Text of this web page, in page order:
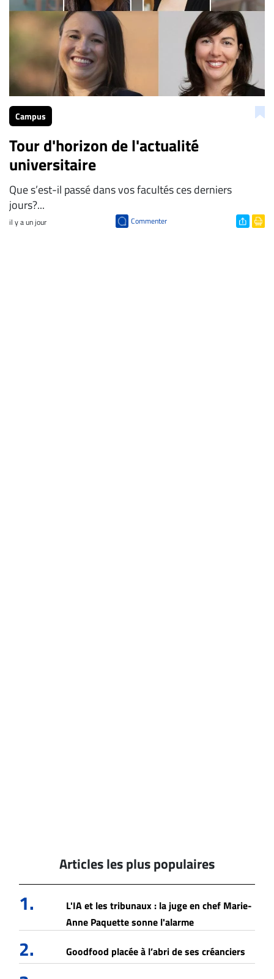
Campus
Tour d'horizon de l'actualité
universitaire
Que s’est-il passé dans vos facultés ces derniers
jours?...
il y a un jour Commenter
Articles les plus populaires
1.
L'IA et les tribunaux : la juge en chef Marie-
Anne Paquette sonne l'alarme
2. Goodfood placée à l’abri de ses créanciers